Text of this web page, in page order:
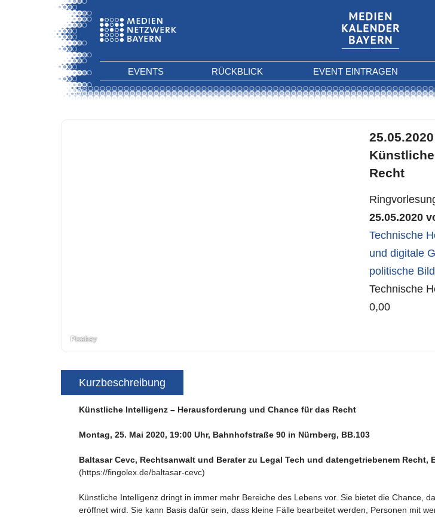
EVENTS RÜCKBLICK EVENT EINTRAGEN
Pixabay
25.05.2020
Recht
25.05.2020
Technische
und digitale
politische
Technische
0,00
Kurzbeschreibung
Künstliche Intelligenz – Herausforderung und Chance für das Recht
Montag, 25. Mai 2020, 19:00 Uhr, Bahnhofstraße 90 in Nürnberg, BB.103
Baltasar Cevc, Rechtsanwalt und Berater zu Legal Tech und datengetriebenem Recht,
(https://fingolex.de/baltasar-cevc)
Künstliche Intelligenz dringt in immer mehr Bereiche des Lebens vor. Sie bietet die Chance,
eröffnet wird. Sie kann Basis dafür sein, dass kleine Fälle bearbeitet werden, Personen mit